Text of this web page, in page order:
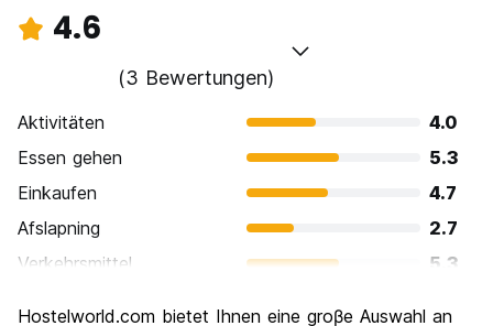
4.6
(3 Bewertungen)
Aktivitäten
4.0
Essen gehen
5.3
Einkaufen
4.7
Afslapning
2.7
Verkehrsmittel
5.3
Hostelworld.com bietet Ihnen eine groβe Auswahl an